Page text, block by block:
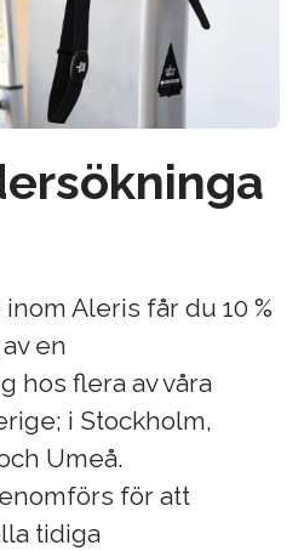
Aleris får du 10 %
en
hos flera av våra
i Stockholm,
Umeå.
för att
tidiga